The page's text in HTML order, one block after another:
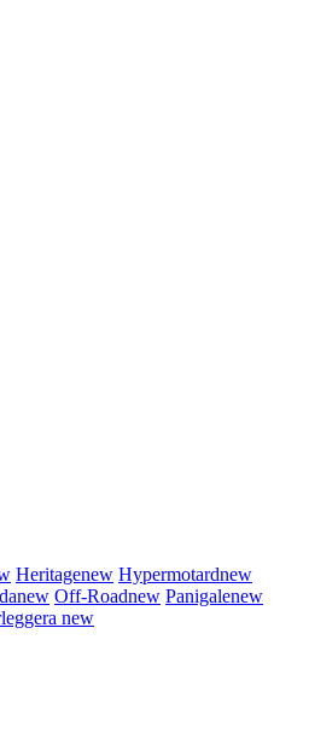
Heritagenew Hypermotardnew
new Off-Roadnew Panigalenew
new